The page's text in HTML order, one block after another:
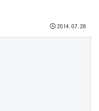
2014.07.28